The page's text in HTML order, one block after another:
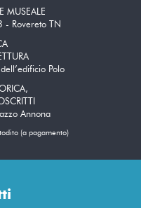
MUSEALE
- Rovereto TN
Polo
Annona
(a pagamento)